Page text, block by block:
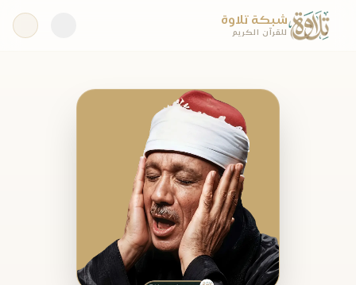
شبكة تلاوة
للقرآن الكريم